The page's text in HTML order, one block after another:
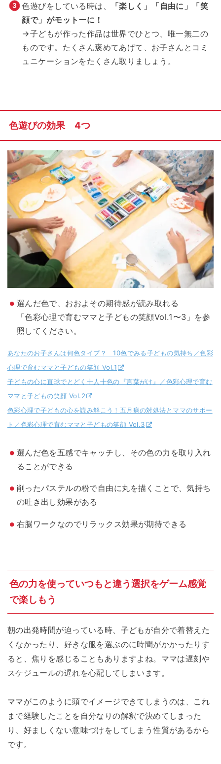
色遊びをしている時は、
「楽しく」「自由に」「笑
顔で」がモットーに！
→子どもが作った作品は世界でひとつ、唯一無二の
ものです。たくさん褒めてあげて、お子さんとコミ
ュニケーションをたくさん取りましょう。
色遊びの効果 4つ
選んだ色で、おおよその期待感が読み取れる
「色彩心理で育むママと子どもの笑顔Vol.1〜3」を参
照してください。
あなたのお子さんは何色タイプ？ 10色でみる子どもの気持ち／色彩
心理で育むママと子どもの笑顔 Vol.1
子どもの心に直球でとどく十人十色の『言葉がけ』／色彩心理で育む
ママと子どもの笑顔 Vol.2
色彩心理で子どもの心を読み解こう！五月病の対処法とママのサポー
ト／色彩心理で育むママと子どもの笑顔 Vol.3
選んだ色を五感でキャッチし、その色の力を取り入れ
ることができる
削ったパステルの粉で自由に丸を描くことで、気持ち
の吐き出し効果がある
右脳ワークなのでリラックス効果が期待できる
色の力を使っていつもと違う選択をゲーム感覚
で楽しもう
朝の出発時間が迫っている時、子どもが自分で着替えた
くなかったり、好きな服を選ぶのに時間がかかったりす
ると、焦りを感じることもありますよね。ママは遅刻や
スケジュールの遅れを心配してしまいます。
ママがこのように頭でイメージできてしまうのは、これ
まで経験したことを自分なりの解釈で決めてしまった
り、好ましくない意味づけをしてしまう性質があるから
です。